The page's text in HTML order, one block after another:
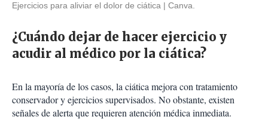
Ejercicios para aliviar el dolor de ciática Canva.
¿Cuándo dejar de hacer ejercicio y
acudir al médico por la ciática?
En la mayoría de los casos, la ciática mejora con tratamiento
conservador y ejercicios supervisados. No obstante, existen
señales de alerta que requieren atención médica inmediata.